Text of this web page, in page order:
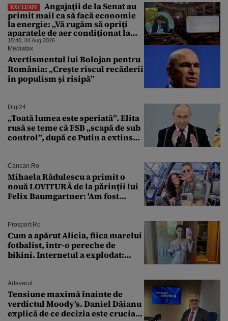
EXCLUSIV
Angajaţii de la Senat au
primit mail ca să facă economie
la energie: „Vă rugăm să opriţi
aparatele de aer condiţionat la
sfârşitul programului”
15:40, 04 Aug 2026
Mediafax
Avertismentul lui Bolojan pentru
România: „Crește riscul recăderii
în populism și risipă”
Digi24
„Toată lumea este speriată”. Elita
rusă se teme că FSB „scapă de sub
control”, după ce Putin a extins
Cancan.ro
Mihaela Rădulescu a primit o
nouă LOVITURĂ de la părinții lui
Felix Baumgartner: 'Am fost
Prosport.ro
Cum a apărut Alicia, fiica marelui
fotbalist, într-o pereche de
bikini. Internetul a explodat:
Adevarul
Tensiune maximă înainte de
verdictul Moody’s. Daniel Dăianu
explică de ce decizia este crucială